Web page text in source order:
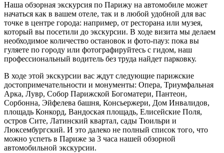
Наша обзорная экскурсия по Парижу на автомобиле может
начаться как в вашем отеле, так и в любой удобной для вас
точке в центре города: например, от ресторана или музея,
который вы посетили до экскурсии. В ходе визита мы делаем
необходимое количество остановок и фото-пауз: пока вы
гуляете по городу или фотографируйтесь с гидом, наш
профессиональный водитель без труда найдет парковку.
В ходе этой экскурсии вас ждут следующие парижские
достопримечательности и монументы: Опера, Триумфальная
Арка, Лувр, Собор Парижской Богоматери, Пантеон,
Сорбонна, Эйфелева башня, Консьержери, Дом Инвалидов,
площадь Конкорд, Вандоская площадь, Елисейские Поля,
остров Сите, Латинский квартал, сады Тюильри и
Люксембургский. И это далеко не полный список того, что
можно успеть в Париже за 3 часа нашей обзорной
автомобильной экскурсии.